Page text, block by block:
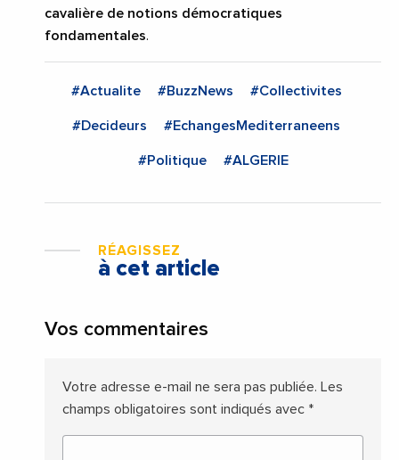
cavalière de notions démocratiques
fondamentales.
#Actualite #BuzzNews #Collectivites
#Decideurs #EchangesMediterraneens
#Politique #ALGERIE
RÉAGISSEZ
à cet article
Vos commentaires
Votre adresse e-mail ne sera pas publiée. Les
champs obligatoires sont indiqués avec *